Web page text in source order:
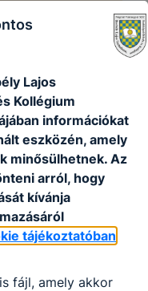
programját,
pozíciót.”
Lajos
Kollégium
információkat
eszközén, amely
minősülhetnek. Az
arról, hogy
kívánja
tájékoztatóban
fájl, amely akkor